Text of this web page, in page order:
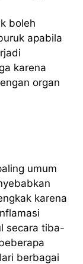
boleh
apabila
karena
organ
umum
karena
secara tiba-
berbagai